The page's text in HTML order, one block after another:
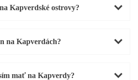
Kapverdské ostrovy?
na Kapverdách?
mať na Kapverdy?